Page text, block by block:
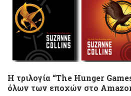
Η τριλογία “The Hunger
όλων των εποχών στο